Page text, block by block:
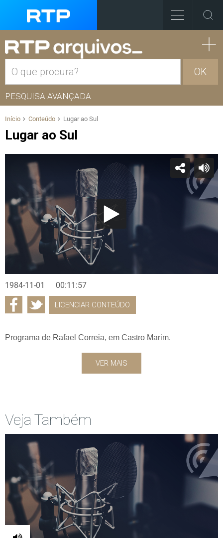
OK
PESQUISA AVANÇADA
Início Conteúdo Lugar ao Sul
Lugar ao Sul
1984-11-01 00:11:57
LICENCIAR CONTEÚDO
Programa de Rafael Correia, em Castro Marim.
VER MAIS
Veja Também